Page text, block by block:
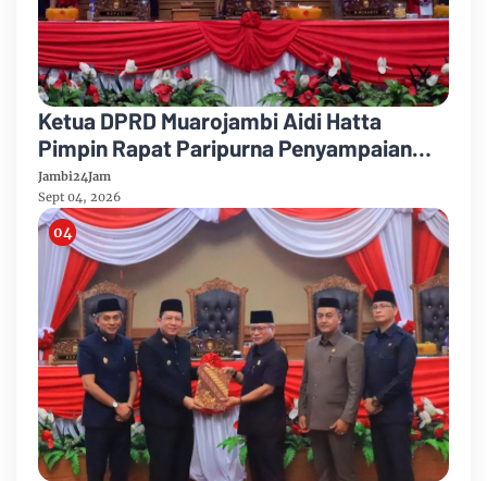
Ketua DPRD Muarojambi Aidi Hatta
Pimpin Rapat Paripurna Penyampaian
Rancangan Perubahan KUA-PPAS Tahun
Anggaran 2026
Jambi24Jam
Sept 04, 2026